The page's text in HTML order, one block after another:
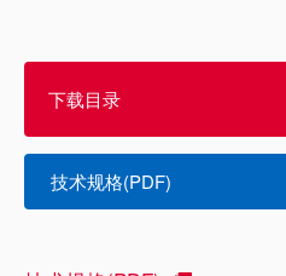
下载目录
技术规格(PDF)